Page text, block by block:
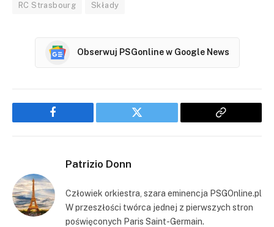
RC Strasbourg Składy
Obserwuj PSGonline w Google News
Facebook Twitter
Copy
Patrizio Donn
Człowiek orkiestra, szara eminencja PSGOnline.pl
W przeszłości twórca jednej z pierwszych stron
poświęconych Paris Saint-Germain.